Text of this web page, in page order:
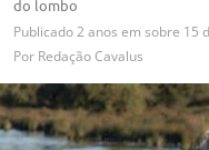
do lombo
Publicado2 anos em sobre 15
Por Redação Cavalus